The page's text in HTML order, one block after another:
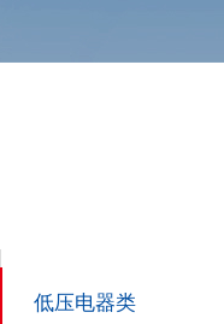
低压电器类